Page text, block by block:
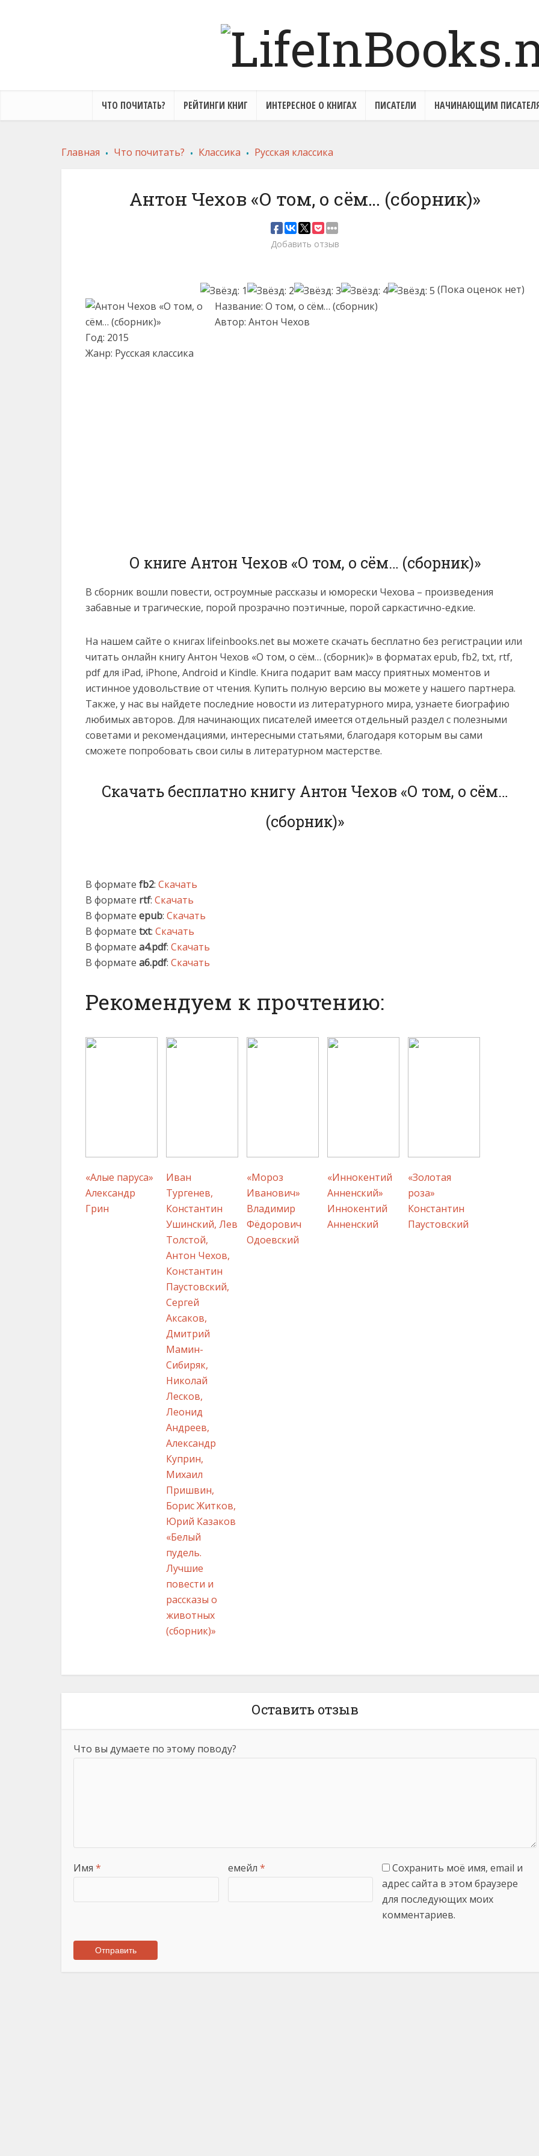
ЧТО ПОЧИТАТЬ? РЕЙТИНГИ КНИГ ИНТЕРЕСНОЕ О КНИГАХ ПИСАТЕЛИ НАЧИНАЮЩИМ
Главная . Что почитать? . Классика . Русская классика
Антон Чехов «О том, о сём… (сборник)»
Добавить отзыв
(Пока оценок нет)
Название: О том, о сём… (сборник)
Автор: Антон Чехов
Год: 2015
Жанр: Русская классика
О книге Антон Чехов «О том, о сём… (сборник)»
В сборник вошли повести, остроумные рассказы и юморески Чехова – произведения
забавные и трагические, порой прозрачно поэтичные, порой саркастично-едкие.
На нашем сайте о книгах lifeinbooks.net вы можете скачать бесплатно без регистрации или
читать онлайн книгу Антон Чехов «О том, о сём… (сборник)» в форматах epub, fb2, txt, rtf,
pdf для iPad, iPhone, Android и Kindle. Книга подарит вам массу приятных моментов и
истинное удовольствие от чтения. Купить полную версию вы можете у нашего партнера.
Также, у нас вы найдете последние новости из литературного мира, узнаете биографию
любимых авторов. Для начинающих писателей имеется отдельный раздел с полезными
советами и рекомендациями, интересными статьями, благодаря которым вы сами
сможете попробовать свои силы в литературном мастерстве.
Скачать бесплатно книгу Антон Чехов «О том, о сём…
(сборник)»
В формате fb2: Скачать
В формате rtf: Скачать
В формате epub: Скачать
В формате txt: Скачать
В формате a4.pdf: Скачать
В формате a6.pdf: Скачать
Рекомендуем к прочтению:
«Алые паруса»
Александр
Грин
Иван
Тургенев,
Константин
Ушинский, Лев
Толстой,
Антон Чехов,
Константин
Паустовский,
Сергей
Аксаков,
Дмитрий
Мамин-
Сибиряк,
Николай
Лесков,
Леонид
Андреев,
Александр
Куприн,
Михаил
Пришвин,
Борис Житков,
Юрий Казаков
«Белый
пудель.
Лучшие
повести и
рассказы о
животных
(сборник)»
«Мороз
Иванович»
Владимир
Фёдорович
Одоевский
«Иннокентий
Анненский»
Иннокентий
Анненский
«Золотая
роза»
Константин
Паустовский
Оставить отзыв
Что вы думаете по этому поводу?
Имя * емейл *
Сохранить моё имя, email и
адрес сайта в этом браузере
для последующих моих
комментариев.